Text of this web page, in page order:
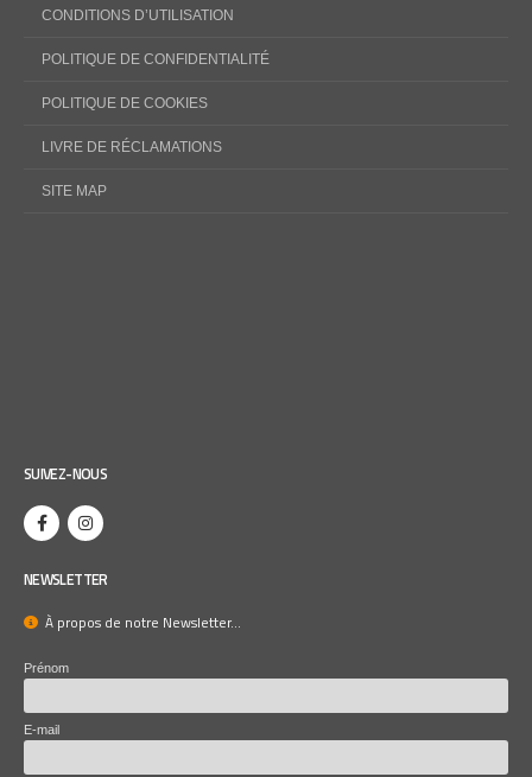
CONDITIONS D’UTILISATION
POLITIQUE DE CONFIDENTIALITÉ
POLITIQUE DE COOKIES
LIVRE DE RÉCLAMATIONS
SITE MAP
SUIVEZ-NOUS
NEWSLETTER
À propos de notre Newsletter...
Prénom
E-mail